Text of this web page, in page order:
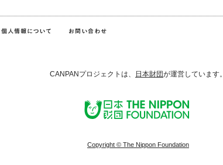
CANPANプロジェクトは、 日本財団が運営しています。
Copyright © The Nippon Foundation